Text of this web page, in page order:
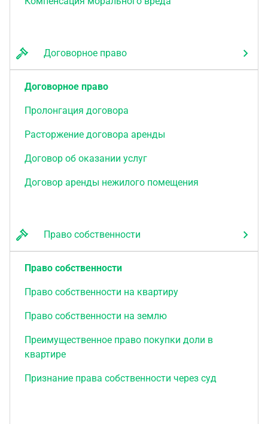
Договорное право
Договорное право
Пролонгация договора
Расторжение договора аренды
Договор об оказании услуг
Договор аренды нежилого помещения
Право собственности
Право собственности
Право собственности на квартиру
Право собственности на землю
Преимущественное право покупки доли в
квартире
Признание права собственности через суд